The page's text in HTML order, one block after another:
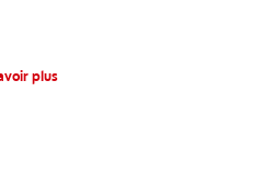
plus